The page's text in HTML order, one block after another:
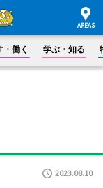
・働く 学ぶ・知る
2023.08.10